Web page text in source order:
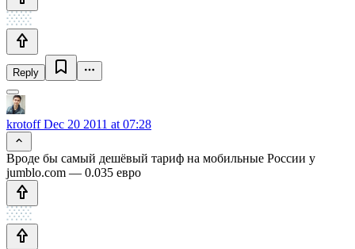
Reply
krotoffDec 20 2011 at 07:28
Вроде бы самый дешёвый тариф на мобильные России у
jumblo.com — 0.035 евро